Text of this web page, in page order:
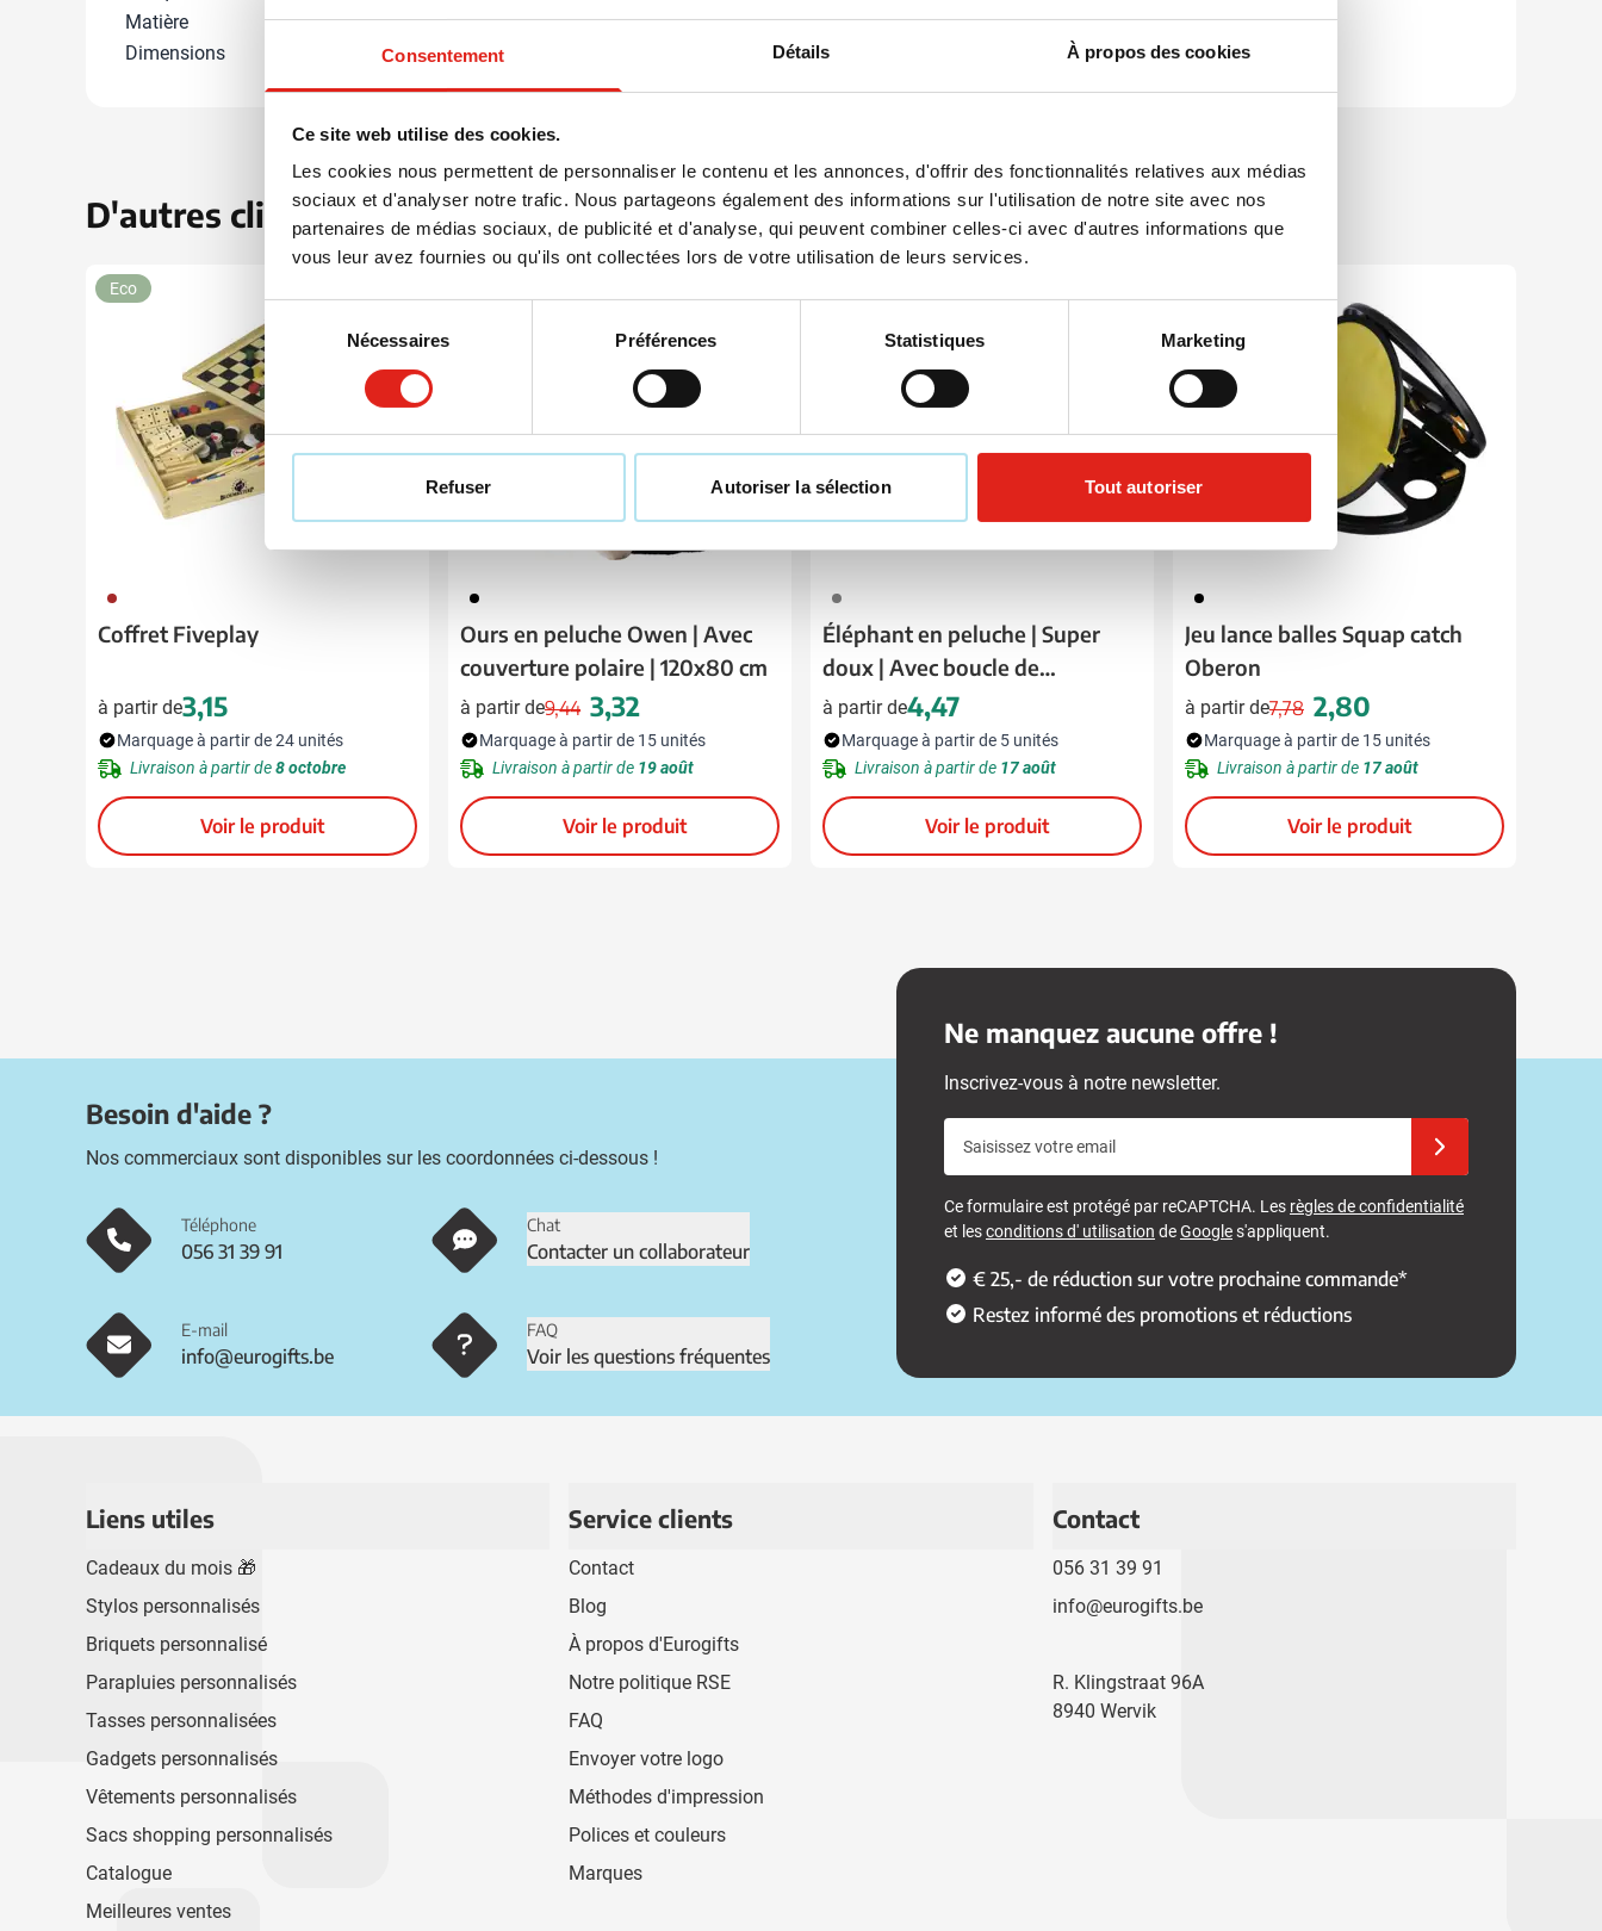
Consentement Détails À propos des cookies
Ce site web utilise des cookies.
Les cookies nous permettent de personnaliser le contenu et les annonces, d'offrir des fonctionnalités relatives aux médias
sociaux et d'analyser notre trafic. Nous partageons également des informations sur l'utilisation de notre site avec nos
partenaires de médias sociaux, de publicité et d'analyse, qui peuvent combiner celles-ci avec d'autres informations que
vous leur avez fournies ou qu'ils ont collectées lors de votre utilisation de leurs services.
du
consentement
Nécessaires Préférences Statistiques Marketing
Refuser Autoriser la sélection Tout autoriser
Matière
Coton, Polyester, PP
Dimensions
21 cm x 12 cm x 17 cm (l x l x h)
D'autres clients ont aussi choisi
011
Coffret Fiveplay
à partir de3,15
Eco
Marquage à partir de 24 unités
Livraison à partir de8 octobre
Voir le produit
001
Ours en peluche Owen | Avec
couverture polaire | 120x80 cm
à partir de
Prix normal
9,44 3,32
Marquage à partir de 15 unités
Livraison à partir de 19 août
Voir le produit
003
Éléphant en peluche | Super
doux | Avec boucle de
suspension
à partir de4,47
Marquage à partir de 5 unités
Livraison à partir de 17 août
Voir le produit
001
Jeu lance balles Squap catch
Oberon
à partir de
Prix normal
7,78 2,80
Marquage à partir de 15 unités
Livraison à partir de 17 août
Voir le produit
Besoin d'aide ?
Nos commerciaux sont disponibles sur les coordonnées ci-dessous !
Téléphone
056 31 39 91
Chat
Contacter un collaborateur
E-mail
info@eurogifts.be
FAQ
Voir les questions fréquentes
Ne manquez aucune offre !
Inscrivez-vous à notre newsletter.
Ce formulaire est protégé par reCAPTCHA. Les règles de confidentialité
et lesconditions d' utilisation deGoogles'appliquent.
€ 25,- de réduction sur votre prochaine commande*
Restez informé des promotions et réductions
Liens utiles
Cadeaux du mois 🎁
Stylos personnalisés
Briquets personnalisé
Parapluies personnalisés
Tasses personnalisées
Gadgets personnalisés
Vêtements personnalisés
Sacs shopping personnalisés
Catalogue
Meilleures ventes
Service clients
Contact
Blog
À propos d'Eurogifts
Notre politique RSE
FAQ
Envoyer votre logo
Méthodes d'impression
Polices et couleurs
Marques
Contact
056 31 39 91
info@eurogifts.be
R. Klingstraat 96A
8940 Wervik